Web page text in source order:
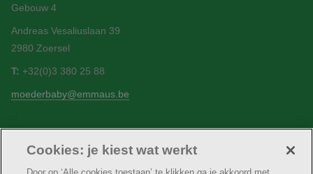
Gebouw 4
Andreas Vesaliuslaan 39
2980 Zoersel
T: +32(0)3 380 25 88
moederbaby@emmaus.be
Volg ons Facebook
Cookies: je kiest wat werkt